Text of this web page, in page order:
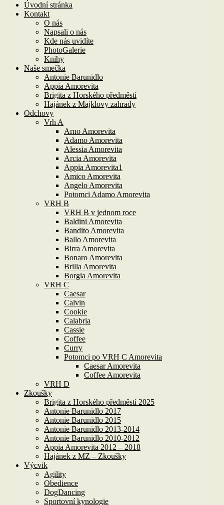
Úvodní stránka
Kontakt
O nás
Napsali o nás
Kde nás uvidíte
PhotoGalerie
Knihy
Naše smečka
Antonie Barunidlo
Appia Amorevita
Brigita z Horského předměstí
Hajánek z Majklovy zahrady
Odchovy
Vrh A
Arno Amorevita
Adamo Amorevita
Alessia Amorevita
Arcia Amorevita
Appia Amorevita1
Amico Amorevita
Angelo Amorevita
Potomci Adamo Amorevita
VRH B
VRH B v jednom roce
Baldini Amorevita
Bandito Amorevita
Ballo Amorevita
Birra Amorevita
Bonaro Amorevita
Brilla Amorevita
Borgia Amorevita
VRH C
Caesar
Calvin
Cookie
Calabria
Cassie
Coffee
Curry
Potomci po VRH C Amorevita
Caesar Amorevita
Coffee Amorevita
VRH D
Zkoušky
Brigita z Horského předměstí 2025
Antonie Barunidlo 2017
Antonie Barunidlo 2015
Antonie Barunidlo 2013-2014
Antonie Barunidlo 2010-2012
Appia Amorevita 2012 – 2018
Hajánek z MZ – Zkoušky
Výcvik
Agility
Obedience
DogDancing
Sportovní kynologie